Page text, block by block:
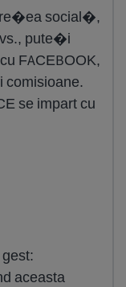
re�ea social�,
pute�i
FACEBOOK,
comisioane.
se impart cu
aceasta